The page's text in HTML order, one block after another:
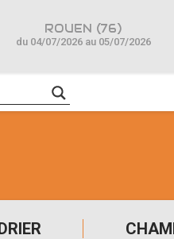
ROUEN (76)
du 04/07/2026 au 05/07/2026